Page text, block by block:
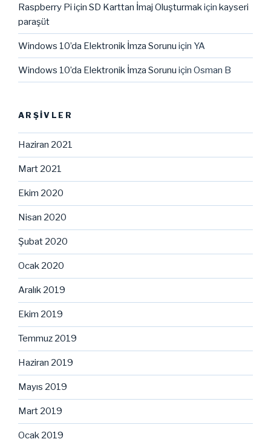
Raspberry Pi için SD Karttan İmaj Oluşturmakiçin kayseri
paraşüt
Windows 10’da Elektronik İmza Sorunu için YA
Windows 10’da Elektronik İmza Sorunu için Osman B
ARŞIVLER
Haziran 2021
Mart 2021
Ekim 2020
Nisan 2020
Şubat 2020
Ocak 2020
Aralık 2019
Ekim 2019
Temmuz 2019
Haziran 2019
Mayıs 2019
Mart 2019
Ocak 2019